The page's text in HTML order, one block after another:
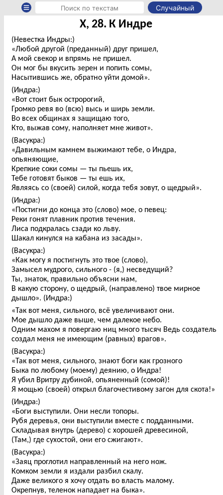
Случайный
X, 28. К Индре
(Невестка Индры:)
«Любой другой (преданный) друг пришел,
А мой свекор и впрямь не пришел.
Он мог бы вкусить зерен и попить сомы,
Насытившись же, обратно уйти домой».
(Индра:)
«Вот стоит бык остророгий,
Громко ревя во (всю) высь и ширь земли.
Во всех общинах я защищаю того,
Кто, выжав сому, наполняет мне живот».
(Васукра:)
«Давильным камнем выжимают тебе, о Индра,
опьяняющие,
Крепкие соки сомы — ты пьешь их,
Тебе готовят быков — ты ешь их,
Являясь со (своей) силой, когда тебя зовут, о щедрый».
(Индра:)
«Постигни до конца это (слово) мое, о певец:
Реки гонят плавник против течения.
Лиса подкралась сзади ко льву.
Шакал кинулся на кабана из засады».
(Васукра:)
«Как могу я постигнуть это твое (слово),
Замысел мудрого, сильного - (я,) несведущий?
Ты, знаток, правильно объясни нам,
В какую сторону, о щедрый, (направлено) твое мирное
дышло». (Индра:)
«Так вот меня, сильного, всё увеличивают они.
Мое дышло даже выше, чем далекое небо.
Одним махом я повергаю ниц много тысяч Ведь создатель
создал меня не имеющим (равных) врагов».
(Васукра:)
«Так вот меня, сильного, знают боги как грозного
Быка по любому (моему) деянию, о Индра!
Я убил Вритру дубиной, опьяненный (сомой)!
Я мощью (своей) открыл благочестивому загон для скота!»
(Индра:)
«Боги выступили. Они несли топоры.
Рубя деревья, они выступили вместе с подданными.
Складывая внутрь (дерево) с хорошей древесиной,
(Там,) где сухостой, они его сжигают».
(Васукра:)
«Заяц проглотил направленный на него нож.
Комком земли я издали разбил скалу.
Даже великого я хочу отдать во власть малому.
Окрепнув, теленок нападает на быка».